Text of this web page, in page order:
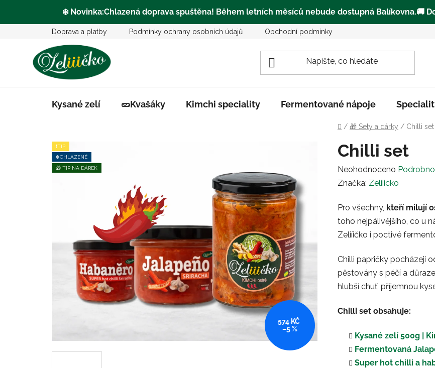
❄️ Novinka:Chlazená doprava spuštěna! Během letních měsíců nebude dostupná Balíkovna.🚚
Doprava a platby Podmínky ochrany osobních údajů Obchodní podmínky
Kysané zelí 🥒Kvašáky Kimchi speciality Fermentované nápoje
Domů
/ 🎁 Sety a dárky / Chilli set
Chilli set
Průměrné
hodnocení
je
0,0
z
hvězdiček.
Neohodnoceno
Značka: Zeliiicko
Pro všechny, kteří milují
toho nejpálivějšího, co u
Zeliíičko i poctivé
Chilli papričky pocházejí
pěstovány s péčí a
hlubší chuť, příjemnou
Chilli set obsahuje:
Kysané zelí 500g |
Fermentovaná
Super hot chilli a
❗TIP
❄️CHLAZENÉ
🎁 TIP NA DÁREK
574 KČ
–5 %